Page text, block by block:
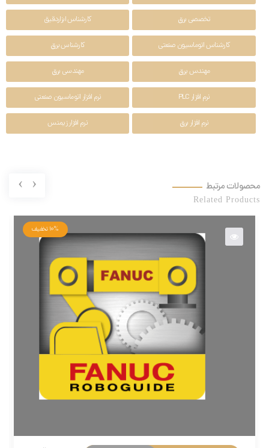
تخصصی برق کارشناس ابزاردقیق
کارشناس اتوماسیون صنعتی کارشناس برق
مهندس یرق مهندسی برق
نرم افزار PLC نرم افزار اتوماسیون صنعتی
نرم افزار برق نرم افزار زیمنس
محصولات مرتبط
Related Products
10% تخفیف
‹
›